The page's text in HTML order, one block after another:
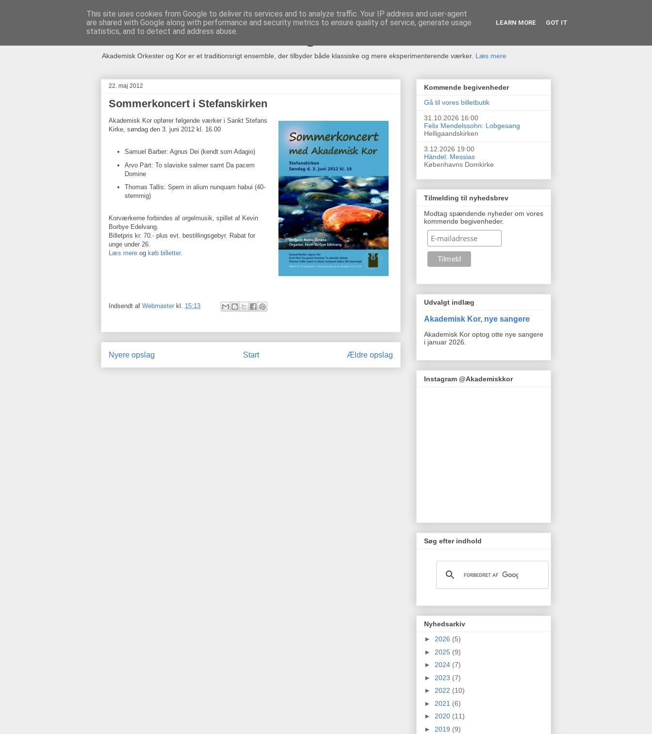
Akademisk Orkester og Kor
Akademisk Orkester og Kor er et traditionsrigt ensemble, der tilbyder både klassiske og mere eksperimenterende værker. Læs mere
22. maj 2012
Sommerkoncert i Stefanskirken
Akademisk Kor opfører følgende værker i Sankt Stefans
Kirke, søndag den 3. juni 2012 kl. 16.00
Samuel Barber: Agnus Dei (kendt som Adagio)
Arvo Pärt: To slaviske salmer samt Da pacem
Domine
Thomas Tallis: Spem in alium nunquam habui (40-
stemmig)
Korværkerne forbindes af orgelmusik, spillet af Kevin
Borbye Edelvang.
Billetpris kr. 70.- plus evt. bestillingsgebyr. Rabat for
unge under 26.
Læs mere og køb billetter.
Indsendt af Webmaster kl. 15:13
Nyere opslag Ældre opslag
Start
Kommende begivenheder
Gå til vores billetbutik
31.10.2026 16:00
Felix Mendelssohn: Lobgesang
Helligaandskirken
3.12.2026 19:00
Händel: Messias
Københavns Domkirke
Tilmelding til nyhedsbrev
Modtag spændende nyheder om vores
kommende begivenheder.
Udvalgt indlæg
Akademisk Kor, nye sangere
Akademisk Kor optog otte nye sangere
i januar 2026.
Instagram @Akademiskkor
Søg efter indhold
Nyhedsarkiv
► 2026 (5)
► 2025 (9)
► 2024 (7)
► 2023 (7)
► 2022 (10)
► 2021 (6)
► 2020 (11)
► 2019 (9)
This site uses cookies from Google to deliver its services and to analyze traffic. Your IP address and user-agent
are shared with Google along with performance and security metrics to ensure quality of service, generate usage
statistics, and to detect and address abuse.
LEARN MORE GOT IT